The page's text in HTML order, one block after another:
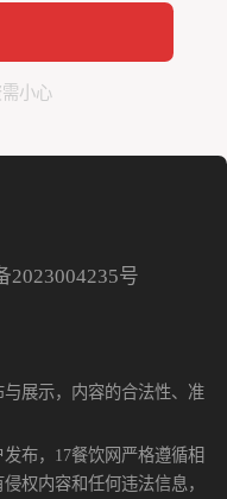
小心
2023004235号
展示，内容的合法性、准
布，17餐饮网严格遵循相
权内容和任何违法信息，